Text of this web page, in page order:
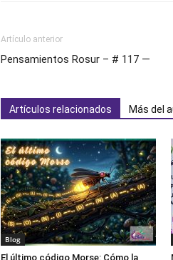
Artículo anterior
Pensamientos Rosur – # 117 —
Artículos relacionados Más del
Blog
El último código Morse: Cómo la